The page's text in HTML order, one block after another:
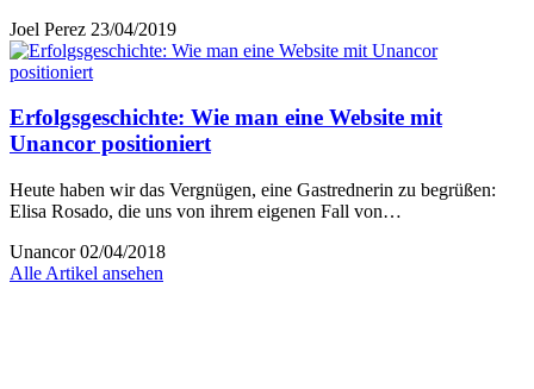
Joel Perez 23/04/2019
Erfolgsgeschichte: Wie man eine Website mit
Unancor positioniert
Heute haben wir das Vergnügen, eine Gastrednerin zu begrüßen:
Elisa Rosado, die uns von ihrem eigenen Fall von…
Unancor 02/04/2018
Alle Artikel ansehen